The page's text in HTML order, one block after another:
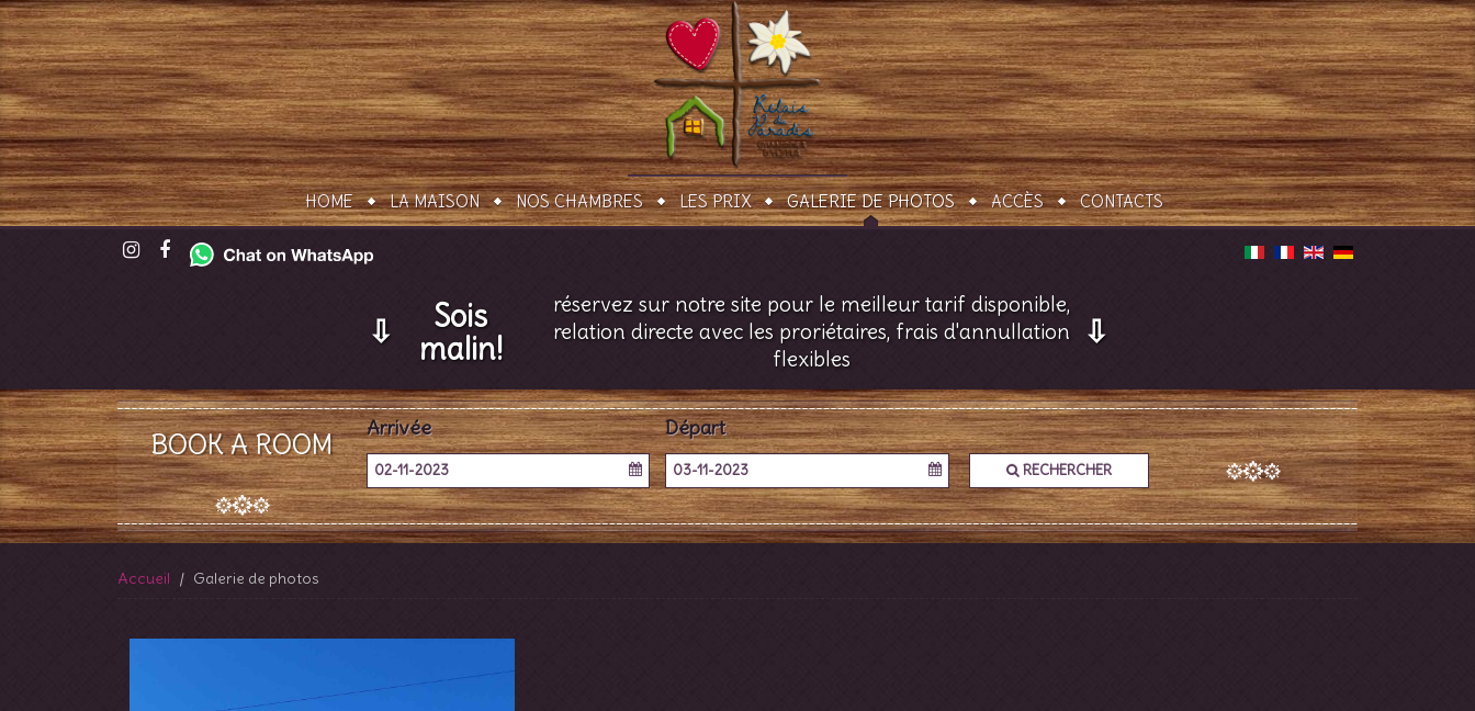
HOME LA MAISON NOS CHAMBRES LES PRIX GALERIE DE PHOTOS ACCÈS CONTACTS
Sois
malin!
réservez sur notre site pour le meilleur tarif disponible,
relation directe avec les proriétaires, frais d'annullation
flexibles
⇩
⇩
BOOK A ROOM Arrivée
02-11-2023
Départ
03-11-2023 RECHERCHER
Accueil Galerie de photos